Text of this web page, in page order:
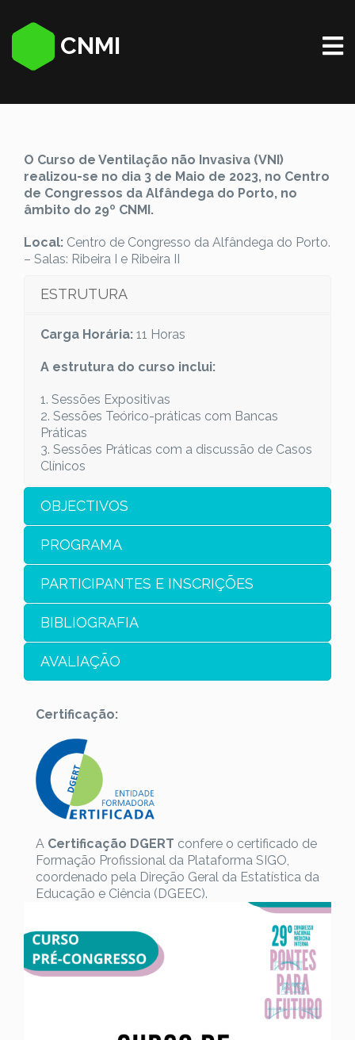
CNMI
O Curso de Ventilação não Invasiva (VNI)
realizou-se no dia 3 de Maio de 2023, no Centro
de Congressos da Alfândega do Porto, no
âmbito do 29º CNMI.
Local: Centro de Congresso da Alfândega do Porto.
– Salas: Ribeira I e Ribeira II
ESTRUTURA
Carga Horária: 11 Horas
A estrutura do curso inclui:
1. Sessões Expositivas
2. Sessões Teórico-práticas com Bancas
Práticas
3. Sessões Práticas com a discussão de Casos
Clínicos
OBJECTIVOS
PROGRAMA
PARTICIPANTES E INSCRIÇÕES
BIBLIOGRAFIA
AVALIAÇÃO
Certificação:
A Certificação DGERT confere o certificado de
Formação Profissional da Plataforma SIGO,
coordenado pela Direção Geral da Estatística da
Educação e Ciência (DGEEC).